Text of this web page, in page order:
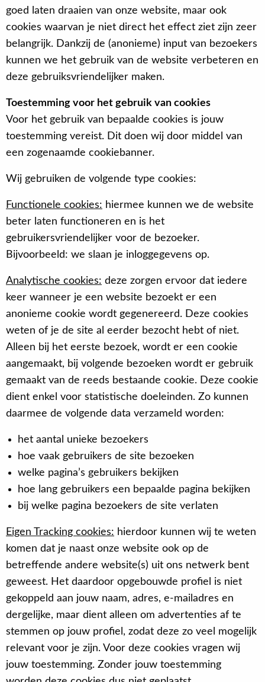
goed laten draaien van onze website, maar ook
cookies waarvan je niet direct het effect ziet zijn zeer
belangrijk. Dankzij de (anonieme) input van bezoekers
kunnen we het gebruik van de website verbeteren en
deze gebruiksvriendelijker maken.
Toestemming voor het gebruik van cookies
Voor het gebruik van bepaalde cookies is jouw
toestemming vereist. Dit doen wij door middel van
een zogenaamde cookiebanner.
Wij gebruiken de volgende type cookies:
Functionele cookies: hiermee kunnen we de website
beter laten functioneren en is het
gebruikersvriendelijker voor de bezoeker.
Bijvoorbeeld: we slaan je inloggegevens op.
Analytische cookies: deze zorgen ervoor dat iedere
keer wanneer je een website bezoekt er een
anonieme cookie wordt gegenereerd. Deze cookies
weten of je de site al eerder bezocht hebt of niet.
Alleen bij het eerste bezoek, wordt er een cookie
aangemaakt, bij volgende bezoeken wordt er gebruik
gemaakt van de reeds bestaande cookie. Deze cookie
dient enkel voor statistische doeleinden. Zo kunnen
daarmee de volgende data verzameld worden:
het aantal unieke bezoekers
hoe vaak gebruikers de site bezoeken
welke pagina’s gebruikers bekijken
hoe lang gebruikers een bepaalde pagina bekijken
bij welke pagina bezoekers de site verlaten
Eigen Tracking cookies: hierdoor kunnen wij te weten
komen dat je naast onze website ook op de
betreffende andere website(s) uit ons netwerk bent
geweest. Het daardoor opgebouwde profiel is niet
gekoppeld aan jouw naam, adres, e-mailadres en
dergelijke, maar dient alleen om advertenties af te
stemmen op jouw profiel, zodat deze zo veel mogelijk
relevant voor je zijn. Voor deze cookies vragen wij
jouw toestemming. Zonder jouw toestemming